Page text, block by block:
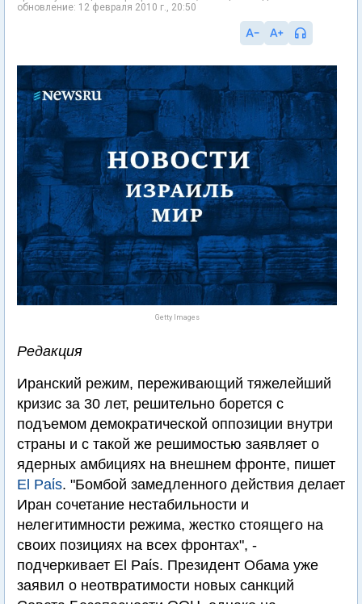
обновление: 12 февраля 2010 г., 20:50
Getty Images
Редакция
Иранский режим, переживающий тяжелейший
кризис за 30 лет, решительно борется с
подъемом демократической оппозиции внутри
страны и с такой же решимостью заявляет о
ядерных амбициях на внешнем фронте, пишет
El Paίs. "Бомбой замедленного действия делает
Иран сочетание нестабильности и
нелегитимности режима, жестко стоящего на
своих позициях на всех фронтах", -
подчеркивает El Paίs. Президент Обама уже
заявил о неотвратимости новых санкций